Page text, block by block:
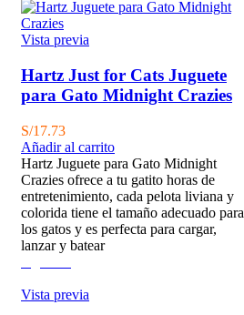
Vista previa
Hartz Just for Cats Juguete
para Gato Midnight Crazies
S/17.73
Añadir al carrito
Hartz Juguete para Gato Midnight
Crazies ofrece a tu gatito horas de
entretenimiento, cada pelota liviana y
colorida tiene el tamaño adecuado para
los gatos y es perfecta para cargar,
lanzar y batear
Vista previa